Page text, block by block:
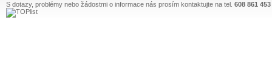
S dotazy, problémy nebo žádostmi o informace nás prosím kontaktujte na tel. 608 861 453